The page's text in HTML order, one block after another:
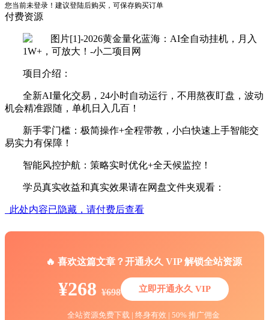
您当前未登录！建议登陆后购买，可保存购买订单
付费资源
项目介绍：
全新AI量化交易，24小时自动运行，不用熬夜盯盘，波动
机会精准跟随，单机日入几百！
新手零门槛：极简操作+全程带教，小白快速上手智能交
易实力有保障！
智能风控护航：策略实时优化+全天候监控！
学员真实收益和真实效果请在网盘文件夹观看：
此处内容已隐藏，请付费后查看
🔥 喜欢这篇文章？开通永久 VIP 解锁全站资源
¥268 ¥698 立即开通永久 VIP
全站资源免费下载 | 终身有效 | 50% 推广佣金